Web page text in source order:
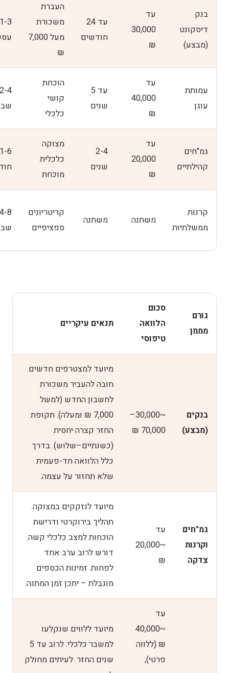
בנק
דיסקונט
(מבצע)
עד
30,000
₪
עד 24
חודשים
העברת
משכורת
מעל 7,000
₪
עמותת
עוגן
עד
40,000
₪
עד 5
שנים
הוכחת
קושי
כלכלי
2-4
גמ"חים
קהילתיים
עד
20,000
₪
2-4
שנים
מצוקה
כלכלית
מוכחת
1-6
קרנות
ממשלתיות
משתנה משתנה
קריטריונים
ספציפיים
4-8
גורם
מממן
סכום
הלוואה
טיפוסי
תנאים עיקריים
בנקים
(מבצע)
~30,000–
70,000 ₪
מיועד למצטרפים חדשים.
חובה להעביר משכורת
לחשבון החדש (למשל
7,000 ₪ ומעלה). תקופת
החזר קצרה יחסית
(כשנתיים–שלוש). בדרך
כלל הלוואה חד-פעמית
שלא תחזור על עצמה.
גמ"חים
וקרנות
צדקה
עד
~20,000
₪
מיועד לנזקקים במצוקה.
תהליך בירוקרטי ודרישת
הוכחות למצב כלכלי קשה.
דורש לרוב ערב אחד
לפחות. זמינות הכספים
מוגבלת – יתכן זמן המתנה.
עד
~40,000
₪ (ללווה
פרטי);
מיועד ללווים שנקלעו
למשבר כלכלי. לרוב עד 5
שנים החזר. לעיתים מחולק